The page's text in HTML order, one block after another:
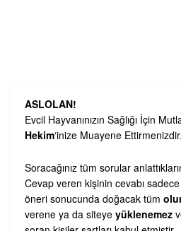
ASLOLAN!
Evcil Hayvanınızın Sağlığı İçin
Hekim‘inize Muayene Ettirmenizdir.
Soracağınız tüm sorular
Cevap veren kişinin cevabı
öneri sonucunda doğacak tüm
verene ya da siteye yüklenemez